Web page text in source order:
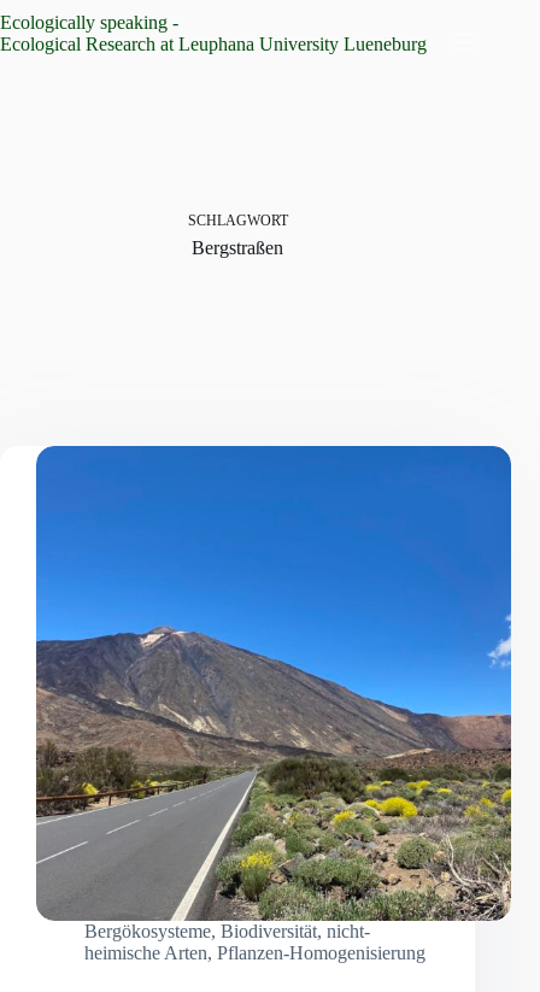
Inhalt
springen
Ecologically speaking -
Ecological Research at Leuphana University Lueneburg
SCHLAGWORT
Bergstraßen
Bergökosysteme, Biodiversität, nicht-
heimische Arten, Pflanzen-Homogenisierung